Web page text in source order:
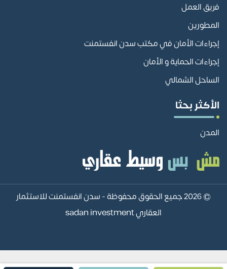
فريق العمل
المطورين
إجراءات الأمان في مكتب سدن انفستمنت
إجراءات الحماية و الأمان
الساحل الشمالي
الأكثر بحثا
المدن
© 2026 جميع الحقوق محفوظة -
سدن انفستمنت للاستثمار
العقاري sadan investment